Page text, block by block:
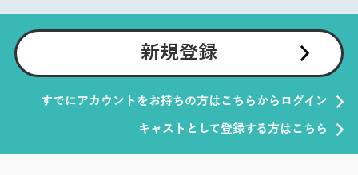
新規登録
すでにアカウントをお持ちの方はこちらからログイン
キャストとして登録する方はこちら